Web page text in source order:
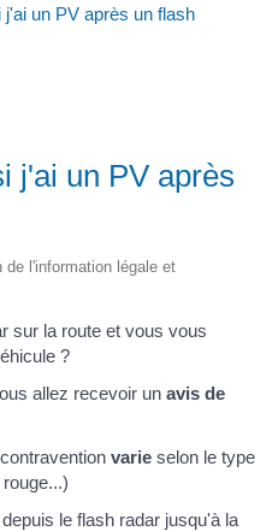
un PV après un flash
j'ai un PV après
de l'information légale et
sur la route et vous vous
?
allez recevoir unavis de
varie selon le type
le flash radar jusqu'à la